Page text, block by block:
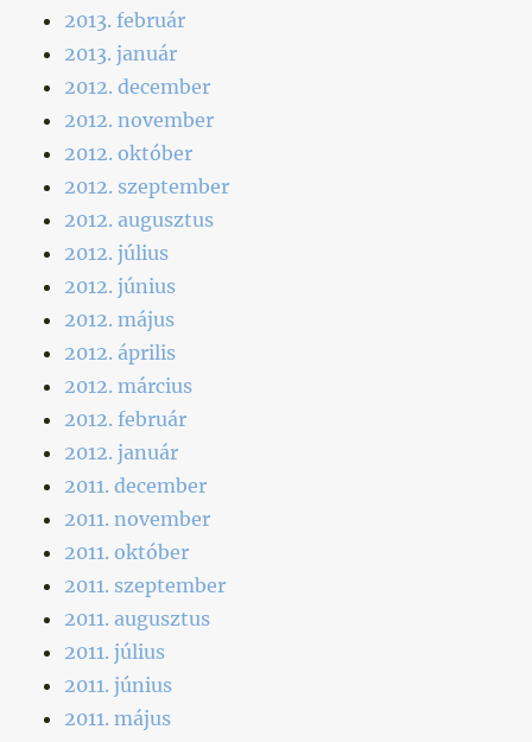
2013. február
2013. január
2012. december
2012. november
2012. október
2012. szeptember
2012. augusztus
2012. július
2012. június
2012. május
2012. április
2012. március
2012. február
2012. január
2011. december
2011. november
2011. október
2011. szeptember
2011. augusztus
2011. július
2011. június
2011. május